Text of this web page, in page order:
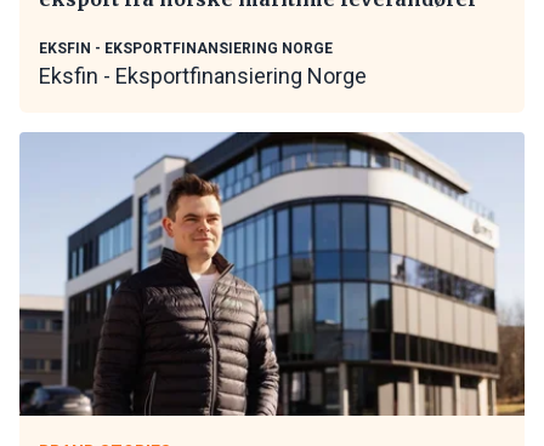
EKSFIN - EKSPORTFINANSIERING NORGE
Eksfin - Eksportfinansiering Norge